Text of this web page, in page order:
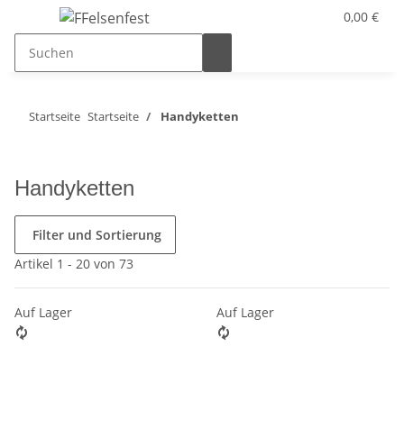
0,00 €
Startseite Startseite Handyketten
Handyketten
Filter und Sortierung
Artikel 1 - 20 von 73
Auf Lager Auf Lager